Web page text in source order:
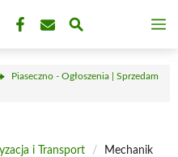
Piaseczno - Ogłoszenia | Sprzedam
i Transport /
Mechanik